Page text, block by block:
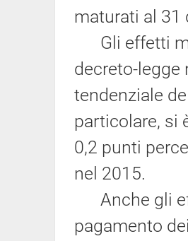
maturati al 31
Gli effetti
decreto-
tendenziale
particolare, si
0,2 punti
nel 2015.
Anche gli
pagamento